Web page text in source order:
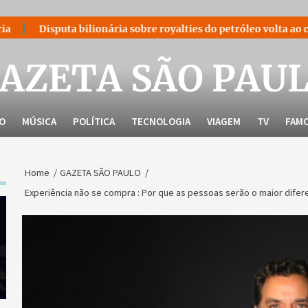
bilionária sobre royalties do petróleo volta ao centro do
SÃO
MÚSICA POLÍTICA TECNOLOGIA VIAGEM TV
Home
GAZETA SÃO PAULO
Experiência não se compra : Por que as pessoas serão o maior